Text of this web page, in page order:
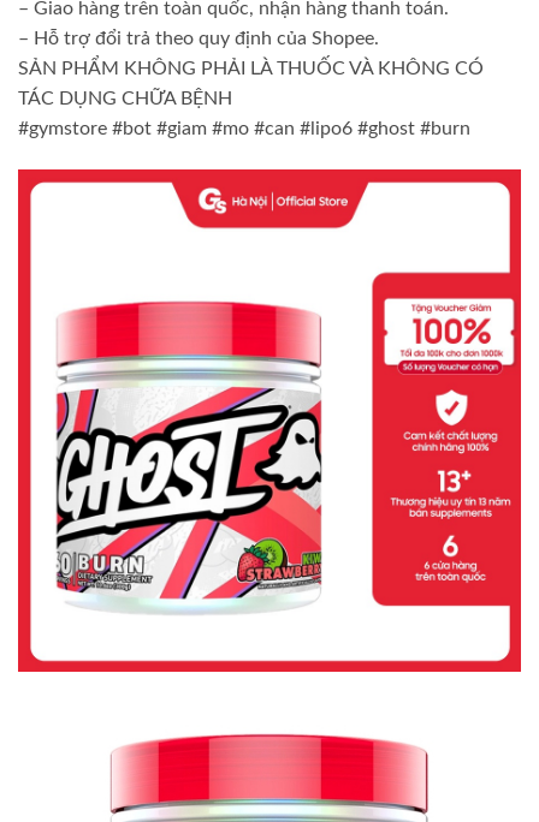
– Giao hàng trên toàn quốc, nhận hàng thanh toán.
– Hỗ trợ đổi trả theo quy định của Shopee.
SẢN PHẨM KHÔNG PHẢI LÀ THUỐC VÀ KHÔNG CÓ
TÁC DỤNG CHỮA BỆNH
#gymstore #bot #giam #mo #can #lipo6 #ghost #burn